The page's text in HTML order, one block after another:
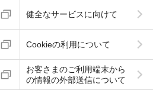
健全なサービスに向けて
Cookieの利用について
お客さまのご利用端末から
の情報の外部送信について